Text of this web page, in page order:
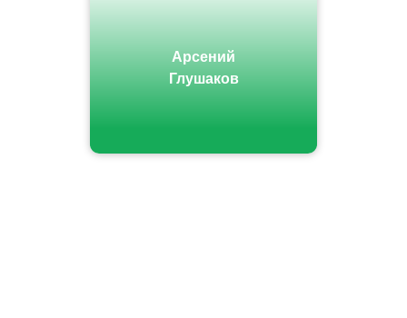
Арсений
Глушаков